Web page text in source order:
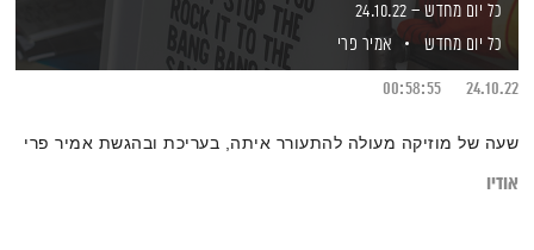
כל יום מחדש – 24.10.22
כל יום מחדש
אמיר פרי
24.10.22
00:58:55
שעה של מוזיקה מעולה להתעורר איתה, בעריכת ובהגשת אמיר פרי
אודיו